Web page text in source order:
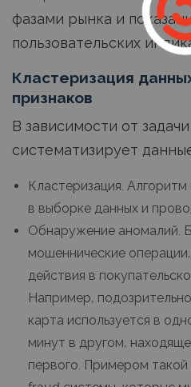
фазами рынка и
пользовательских
Кластеризация
признаков
В зависимости от
систематизирует
Кластеризация.
в выборке данных и
Обнаружение аномалий.
мошеннические
действия в
Например,
карта используется в
минут в другом,
первого. Примером